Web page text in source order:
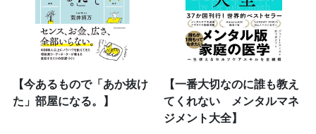
【今あるもので「あか抜け
た」部屋になる。】
【一番大切なのに誰も教え
てくれない メンタルマネ
ジメント大全】